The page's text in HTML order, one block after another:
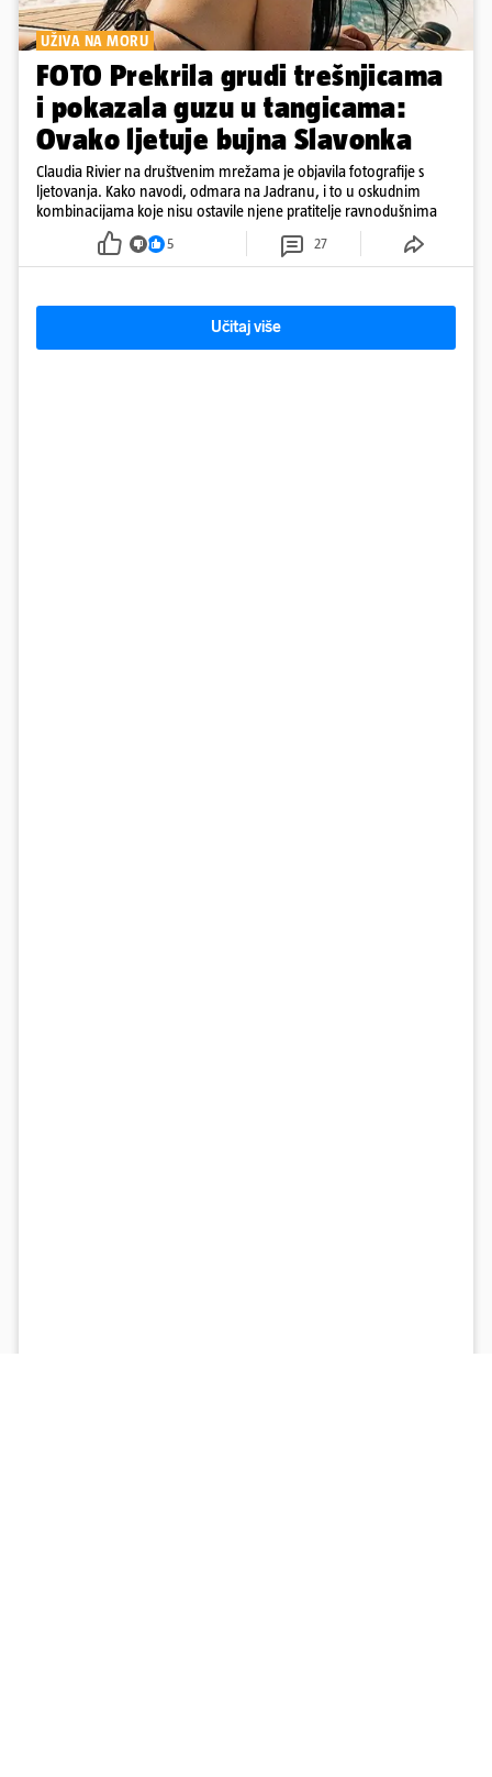
UŽIVA NA MORU
FOTO Prekrila grudi trešnjicama
i pokazala guzu u tangicama:
Ovako ljetuje bujna Slavonka
Claudia Rivier na društvenim mrežama je objavila fotografije s
ljetovanja. Kako navodi, odmara na Jadranu, i to u oskudnim
kombinacijama koje nisu ostavile njene pratitelje ravnodušnima
5 27
Učitaj više